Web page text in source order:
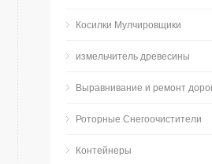
Косилки Мулчировщики
измельчитель древесины
Bыравнивание и ремонт
Роторные Снегоочистители
Контейнеры